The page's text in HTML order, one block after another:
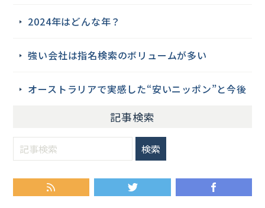
2024年はどんな年？
強い会社は指名検索のボリュームが多い
オーストラリアで実感した“安いニッポン”と今後
記事検索